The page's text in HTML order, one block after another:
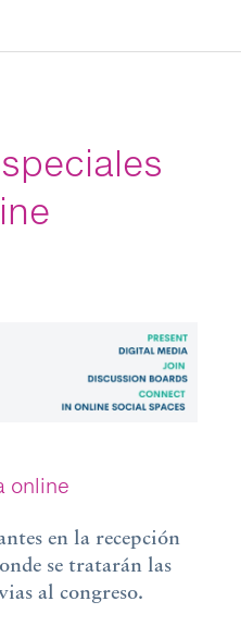
online
en la recepción
se tratarán las
al congreso.